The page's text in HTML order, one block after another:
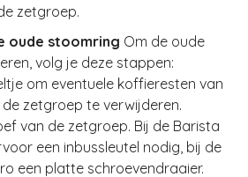
zetgroep.
oude stoomring Om de oude
volg je deze stappen:
om eventuele koffieresten van
zetgroep te verwijderen.
van de zetgroep. Bij de Barista
een inbussleutel nodig, bij de
een platte schroevendraaier.